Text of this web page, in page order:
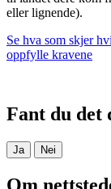
eller lignende).
Se hva som skjer
oppfylle kravene
Fant du det
Ja Nei